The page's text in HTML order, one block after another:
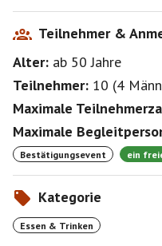
Teilnehmer &
Alter: ab 50Jahre
Teilnehmer: 10 (4
Maximale
Maximale
Bestätigungsevent ein
Kategorie
Essen & Trinken